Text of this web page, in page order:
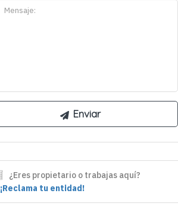
¿Eres propietario o trabajas aquí?
¡Reclama tu entidad!